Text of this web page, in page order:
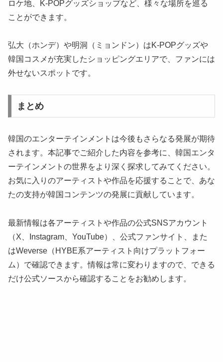
ロケ地、K-POPグッズショップなど、様々な場所を巡る
ことができます。
弘大（ホンデ）や明洞（ミョンドン）はK-POPグッズや
韓国コスメが充実したショッピングエリアで、ファンには
外せないスポットです。
まとめ
韓国のエンターテインメントは今後もさらなる発展が期待
されます。本記事でご紹介した内容を参考に、韓国エンタ
ーテインメントの世界をより深く探求してみてください。
お気に入りのアーティストや作品を応援することで、あな
たの支持が韓国コンテンツの発展に貢献しています。
最新情報は各アーティストや作品の公式SNSアカウント
（X、Instagram、YouTube）、公式ファンサイト、また
はWeverse（HYBE系アーティスト向けプラットフォー
ム）で確認できます。情報は常に変わりますので、できる
だけ公式ソースから確認することをお勧めします。